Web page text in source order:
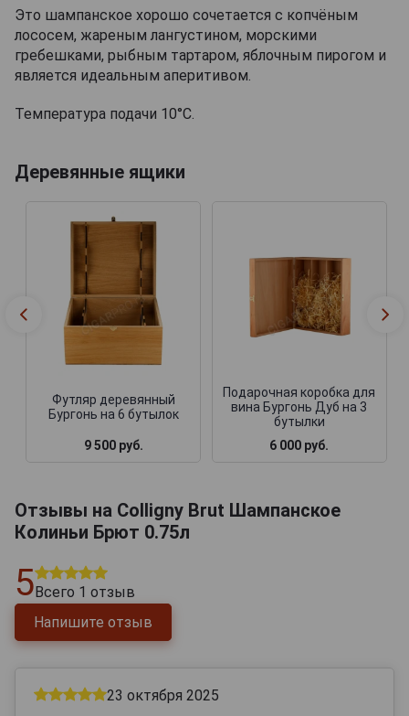
Это шампанское хорошо сочетается с копчёным
лососем, жареным лангустином, морскими
гребешками, рыбным тартаром, яблочным пирогом и
является идеальным аперитивом.
Температура подачи 10°С.
Деревянные ящики
Футляр деревянный
Бургонь на 6 бутылок
9 500 руб.
Подарочная коробка для
вина Бургонь Дуб на 3
бутылки
6 000 руб.
Отзывы на Colligny Brut Шампанское
Колиньи Брют 0.75л
5Всего 1 отзыв
Напишите отзыв
23 октября 2025